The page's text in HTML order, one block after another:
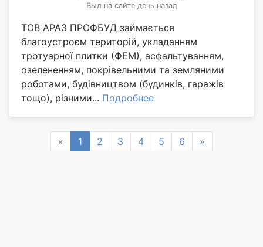
Был на сайте день назад
ТОВ АРАЗ ПРОФБУД займається
благоустроєм територій, укладанням
тротуарної плитки (ФЕМ), асфальтуванням,
озелененням, покрівельними та земляними
роботами, будівництвом (будинків, гаражів
тощо), різними... Подробнее
« Previous
1 2 3 4 5 6 »